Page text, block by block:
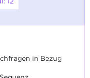
in Bezug